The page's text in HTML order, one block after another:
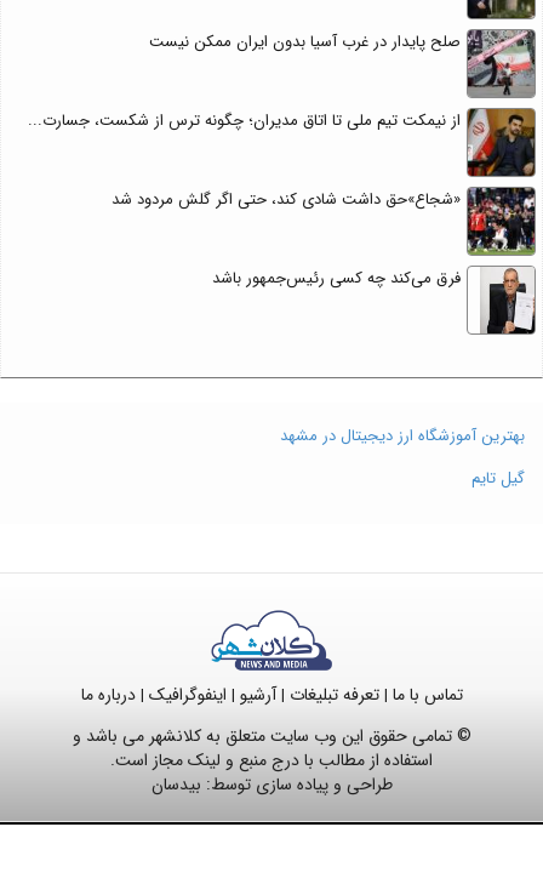
صلح پایدار در غرب آسیا بدون ایران ممکن نیست
از نیمکت تیم ملی تا اتاق مدیران؛ چگونه ترس از شکست، جسارت...
«شجاع»حق داشت شادی کند، حتی اگر گلش مردود شد
فرق می‌کند چه کسی رئیس‌جمهور باشد
بهترین آموزشگاه ارز دیجیتال در مشهد
گیل تایم
تماس با ما |تعرفه تبلیغات |آرشیو | اینفوگرافیک |درباره ما
© تمامی حقوق این وب سایت متعلق به کلانشهر می باشد و
استفاده از مطالب با درج منبع و لینک مجاز است.
طراحی و پیاده سازی توسط: بیدسان